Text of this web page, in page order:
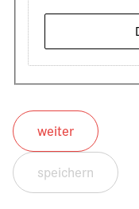
weiter
speichern